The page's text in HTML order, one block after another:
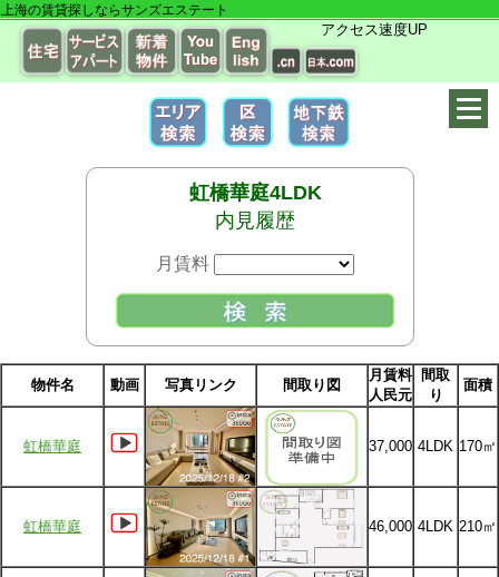
上海の賃貸探しならサンズエステート
アクセス速度UP
虹橋華庭4LDK
内見履歴
月賃料
物件名 動画 写真リンク 間取り図
月賃料
人民元
間取
り
面積
虹橋華庭 37,000 4LDK 170㎡
虹橋華庭 46,000 4LDK 210㎡